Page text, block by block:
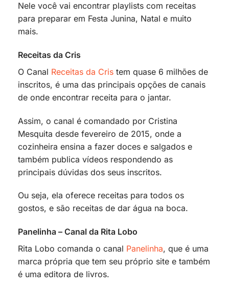
Nele você vai encontrar playlists com receitas
para preparar em Festa Junina, Natal e muito
mais.
Receitas da Cris
O Canal Receitas da Cris tem quase 6 milhões de
inscritos, é uma das principais opções de canais
de onde encontrar receita para o jantar.
Assim, o canal é comandado por Cristina
Mesquita desde fevereiro de 2015, onde a
cozinheira ensina a fazer doces e salgados e
também publica vídeos respondendo as
principais dúvidas dos seus inscritos.
Ou seja, ela oferece receitas para todos os
gostos, e são receitas de dar água na boca.
Panelinha – Canal da Rita Lobo
Rita Lobo comanda o canal Panelinha, que é uma
marca própria que tem seu próprio site e também
é uma editora de livros.